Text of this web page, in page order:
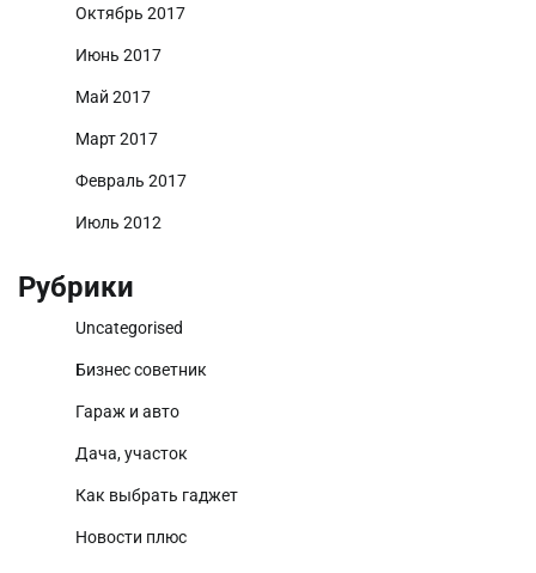
Октябрь 2017
Июнь 2017
Май 2017
Март 2017
Февраль 2017
Июль 2012
Рубрики
Uncategorised
Бизнес советник
Гараж и авто
Дача, участок
Как выбрать гаджет
Новости плюс